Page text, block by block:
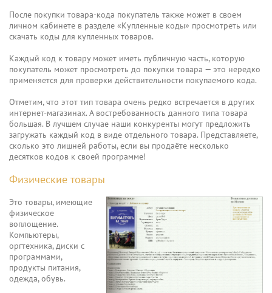
После покупки товара-кода покупатель также может в своем
личном кабинете в разделе «Купленные коды» просмотреть или
скачать коды для купленных товаров.
Каждый код к товару может иметь публичную часть, которую
покупатель может просмотреть до покупки товара — это нередко
применяется для проверки действительности покупаемого кода.
Отметим, что этот тип товара очень редко встречается в других
интернет-магазинах. А востребованность данного типа товара
большая. В лучшем случае наши конкуренты могут предложить
загружать каждый код в виде отдельного товара. Представляете,
сколько это лишней работы, если вы продаёте несколько
десятков кодов к своей программе!
Физические товары
Это товары, имеющие
физическое
воплощение.
Компьютеры,
оргтехника, диски с
программами,
продукты питания,
одежда, обувь.